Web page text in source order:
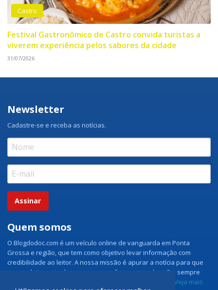
Castro
Festival Gastronômico de Castro convida turistas a
viverem experiência pelos sabores da cidade
31/07/2026
Newsletter
Cadastre-se e receba as notícias.
Assinar
Quem somos
O Blogdodoc.com é um veículo online de vanguarda em Ponta
Grossa e região, que tem como objetivo levar informação com
credibilidade ao leitor. A nossa missão é apurar a notícia para que
nossos leitores tenham acesso aos fatos como eles são, sempre
Veja mais